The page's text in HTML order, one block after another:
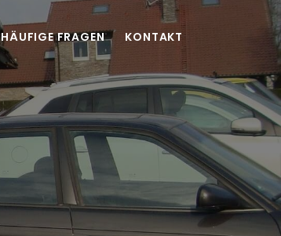
HÄUFIGE FRAGEN KONTAKT